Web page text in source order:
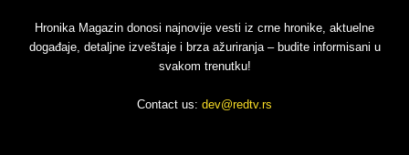
Hronika Magazin donosi najnovije vesti iz crne hronike, aktuelne
događaje, detaljne izveštaje i brza ažuriranja – budite informisani u
svakom trenutku!
Contact us: dev@redtv.rs